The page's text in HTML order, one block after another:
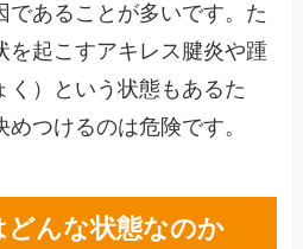
であることが多いです。た
を起こすアキレス腱炎や踵
く）という状態もあるた
つけるのは危険です。
どんな状態なのか